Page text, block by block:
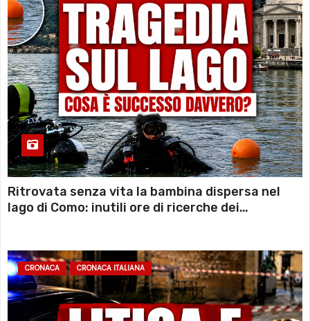
Ritrovata senza vita la bambina dispersa nel
lago di Como: inutili ore di ricerche dei
CRONACA CRONACA ITALIANA